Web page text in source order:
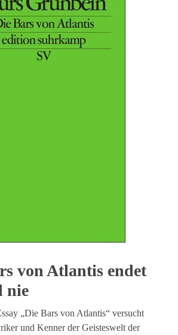
von Atlantis endet
nie
„Die Bars von Atlantis“ versucht
und Kenner der Geisteswelt der